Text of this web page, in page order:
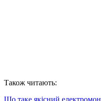
Також читають:
Що таке якісний